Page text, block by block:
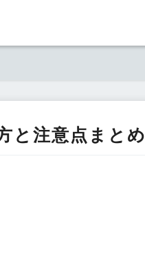
と注意点まとめ